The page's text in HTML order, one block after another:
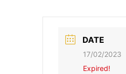
DATE
17/02/2023
Expired!